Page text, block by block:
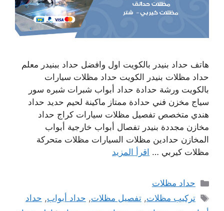
هاتف حداد بنيدر بالكويت اول وافضل حداد ببنيدر معلم
حداد مظلات بنيدر الكويت حداد مظلات سيارات
بالكويت ورشة حدادة حداد أبواب شبرات شبره سور
سياج مخزن فني حدادة ممتاز ماكينة لحيم حديد حداد
هندي متخصص تفصيل مظلات سيارات كراج حداد
مخازن مجددة بنيدر تفصال أبواب خارجية أبواب
المخازن حدادين مظلات السيارات مظلات متحركة
مظلات كيربي … اقرأ المزيد
التصنيفات
حداد مظلات
الوسوم
تركيب مظلات,تفصيل مظلات, حداد أبواب, حداد